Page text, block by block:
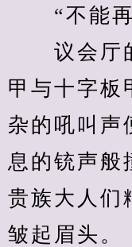
“不能再
议会厅的
甲与十字板
杂的吼叫声
息的铳声般
贵族大人们
皱起眉头。